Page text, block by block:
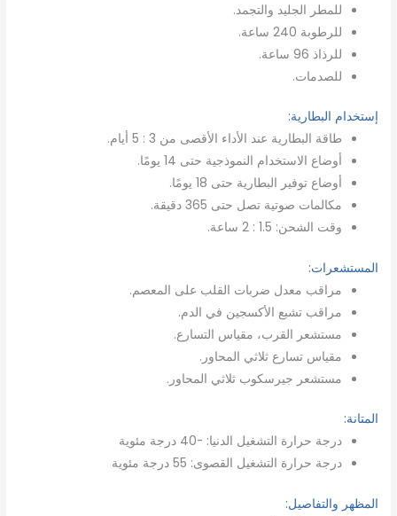
للمطر الجليد والتجمد.
للرطوبة 240 ساعة.
للرذاذ 96 ساعة.
للصدمات.
إستخدام البطارية:
طاقة البطارية عند الأداء الأقصى من 3 : 5 أيام.
أوضاع الاستخدام النموذجية حتى 14 يومًا.
أوضاع توفير البطارية حتى 18 يومًا.
مكالمات صوتية تصل حتى 365 دقيقة.
وقت الشحن: 1.5 : 2 ساعة.
المستشعرات:
مراقب معدل ضربات القلب على المعصم.
مراقب تشبع الأكسجين في الدم.
مستشعر القرب، مقياس التسارع.
مقياس تسارع ثلاثي المحاور.
مستشعر جيرسكوب ثلاثي المحاور.
المتانة:
درجة حرارة التشغيل الدنيا: -40 درجة مئوية
درجة حرارة التشغيل القصوى: 55 درجة مئوية
المظهر والتفاصيل: